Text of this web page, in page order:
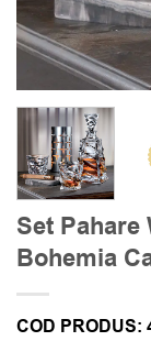
Set
Bohemia
COD PRODUS: